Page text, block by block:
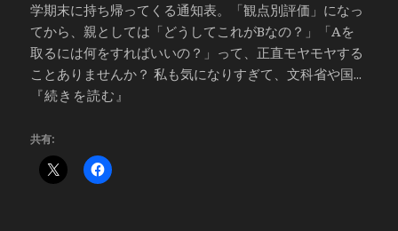
学期末に持ち帰ってくる通知表。「観点別評価」になっ
てから、親としては「どうしてこれがBなの？」「Aを
取るには何をすればいいの？」って、正直モヤモヤする
ことありませんか？ 私も気になりすぎて、文科省や国...
『続きを読む』
共有: